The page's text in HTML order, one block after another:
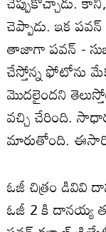
చెప్పాడు. ఇక పవన్
తాజాగా పవన్ -
చేస్తోన్న ఫోటోను
మొదలైందని
వచ్చి చేరింది.
మారుతోంది.
ఓజీ చిత్రం డివివి
ఓజీ 2 కి దానయ్య